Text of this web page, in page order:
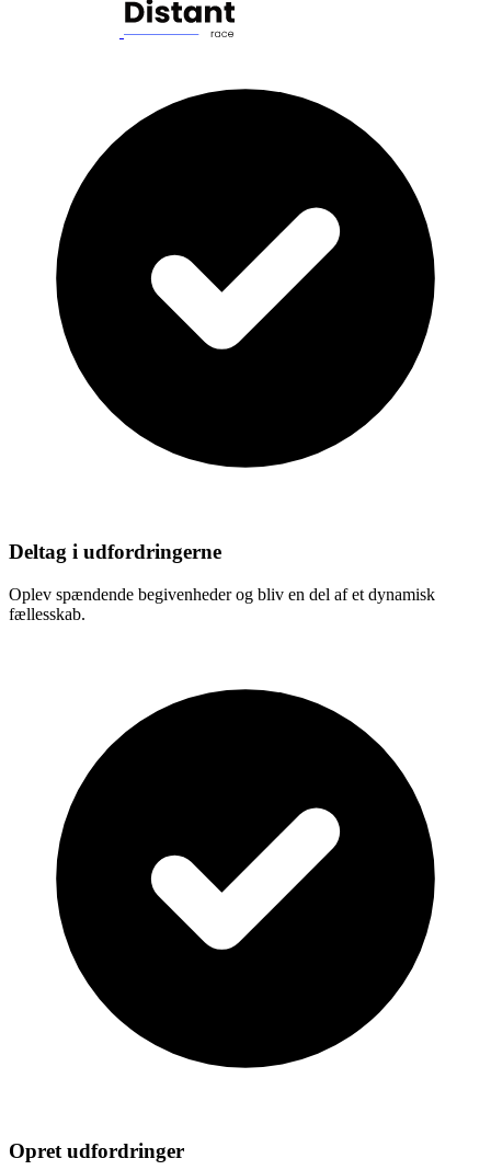
Deltag i udfordringerne
Oplev spændende begivenheder og bliv en del af et dynamisk
fællesskab.
Opret udfordringer